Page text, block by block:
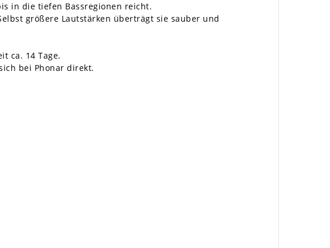
in die tiefen Bassregionen reicht.
größere Lautstärken überträgt sie sauber und
ca. 14 Tage.
bei Phonar direkt.